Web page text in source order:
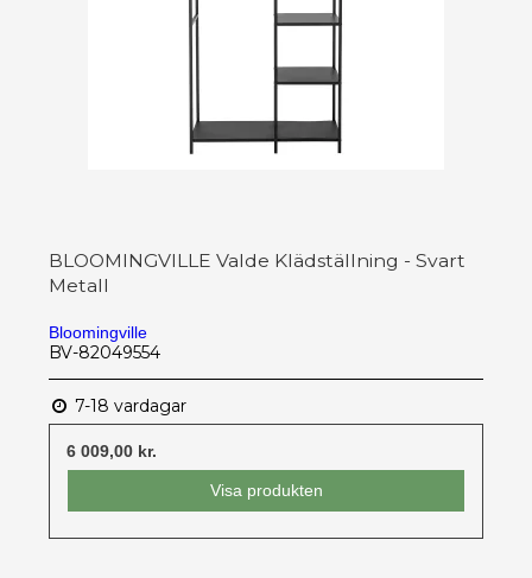
BLOOMINGVILLE Valde Klädställning - Svart
Metall
Bloomingville
BV-82049554
7-18 vardagar
6 009,00 kr.
Visa produkten